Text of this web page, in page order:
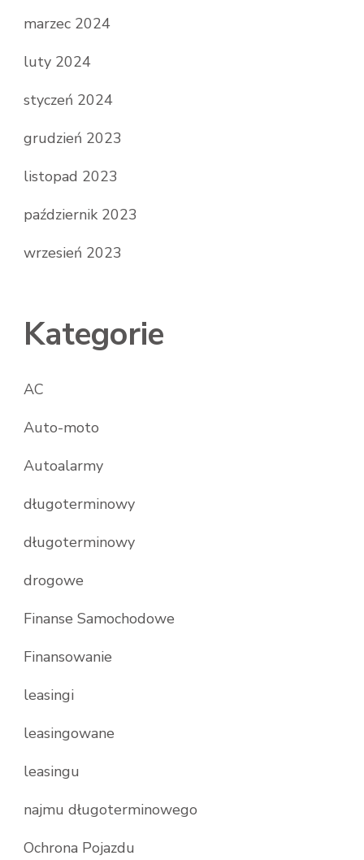
marzec 2024
luty 2024
styczeń 2024
grudzień 2023
listopad 2023
październik 2023
wrzesień 2023
Kategorie
AC
Auto-moto
Autoalarmy
długoterminowy
długoterminowy
drogowe
Finanse Samochodowe
Finansowanie
leasingi
leasingowane
leasingu
najmu długoterminowego
Ochrona Pojazdu